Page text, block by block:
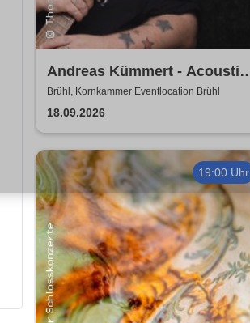
Andreas Kümmert - Acoustic
Duo
Brühl, Kornkammer Eventlocation Brühl
18.09.2026
19:00 Uhr